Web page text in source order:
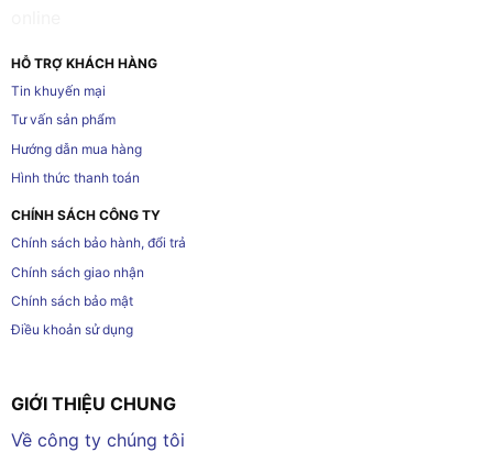
HỖ TRỢ KHÁCH HÀNG
Tin khuyến mại
Tư vấn sản phẩm
Hướng dẫn mua hàng
Hình thức thanh toán
CHÍNH SÁCH CÔNG TY
Chính sách bảo hành, đổi trả
Chính sách giao nhận
Chính sách bảo mật
Điều khoản sử dụng
GIỚI THIỆU CHUNG
Về công ty chúng tôi